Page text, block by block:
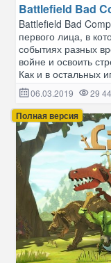
Battlefield Bad
Battlefield Bad
первого лица, в
событиях разных
войне и освоить
Как и в остальных
06.03.2019 29
Полная версия